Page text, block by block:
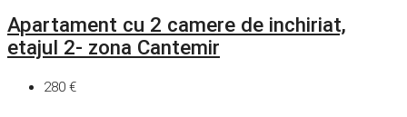
Apartament cu 2 camere de inchiriat,
etajul 2- zona Cantemir
280 €